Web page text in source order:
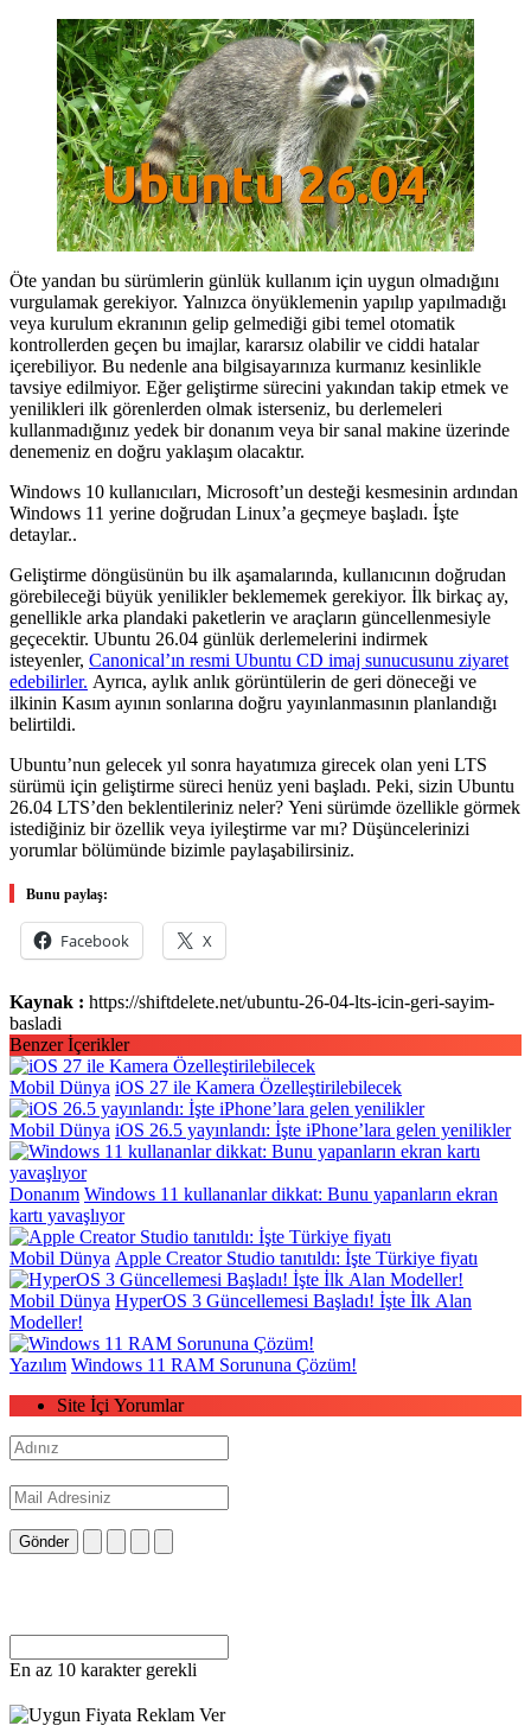
Öte yandan bu sürümlerin günlük kullanım için uygun olmadığını
vurgulamak gerekiyor. Yalnızca önyüklemenin yapılıp yapılmadığı
veya kurulum ekranının gelip gelmediği gibi temel otomatik
kontrollerden geçen bu imajlar, kararsız olabilir ve ciddi hatalar
içerebiliyor. Bu nedenle ana bilgisayarınıza kurmanız kesinlikle
tavsiye edilmiyor. Eğer geliştirme sürecini yakından takip etmek ve
yenilikleri ilk görenlerden olmak isterseniz, bu derlemeleri
kullanmadığınız yedek bir donanım veya bir sanal makine üzerinde
denemeniz en doğru yaklaşım olacaktır.
Windows 10 kullanıcıları, Microsoft’un desteği kesmesinin ardından
Windows 11 yerine doğrudan Linux’a geçmeye başladı. İşte
detaylar..
Geliştirme döngüsünün bu ilk aşamalarında, kullanıcının doğrudan
görebileceği büyük yenilikler beklememek gerekiyor. İlk birkaç ay,
genellikle arka plandaki paketlerin ve araçların güncellenmesiyle
geçecektir. Ubuntu 26.04 günlük derlemelerini indirmek
isteyenler, Canonical’ın resmi Ubuntu CD imaj sunucusunu ziyaret
edebilirler. Ayrıca, aylık anlık görüntülerin de geri döneceği ve
ilkinin Kasım ayının sonlarına doğru yayınlanmasının planlandığı
belirtildi.
Ubuntu’nun gelecek yıl sonra hayatımıza girecek olan yeni LTS
sürümü için geliştirme süreci henüz yeni başladı. Peki, sizin Ubuntu
26.04 LTS’den beklentileriniz neler? Yeni sürümde özellikle görmek
istediğiniz bir özellik veya iyileştirme var mı? Düşüncelerinizi
yorumlar bölümünde bizimle paylaşabilirsiniz.
Bunu paylaş:
Facebook X
Kaynak : https://shiftdelete.net/ubuntu-26-04-lts-icin-geri-sayim-
basladi
Benzer İçerikler
Mobil Dünya iOS 27 ile Kamera Özelleştirilebilecek
Mobil Dünya iOS 26.5 yayınlandı: İşte iPhone’lara gelen yenilikler
Donanım Windows 11 kullananlar dikkat: Bunu yapanların ekran
kartı yavaşlıyor
Mobil Dünya Apple Creator Studio tanıtıldı: İşte Türkiye fiyatı
Mobil Dünya HyperOS 3 Güncellemesi Başladı! İşte İlk Alan
Modeller!
Yazılım Windows 11 RAM Sorununa Çözüm!
Site İçi Yorumlar
Gönder
En az 10 karakter gerekli